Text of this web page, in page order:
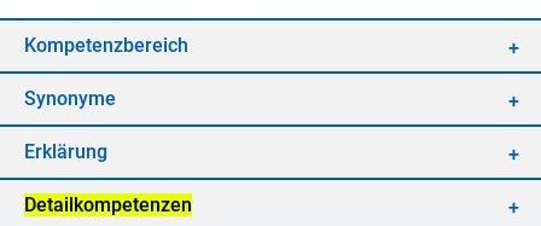
Kom­pe­tenz­be­reich
Syn­ony­me
Er­klä­rung
De­tail­kom­pe­ten­zen